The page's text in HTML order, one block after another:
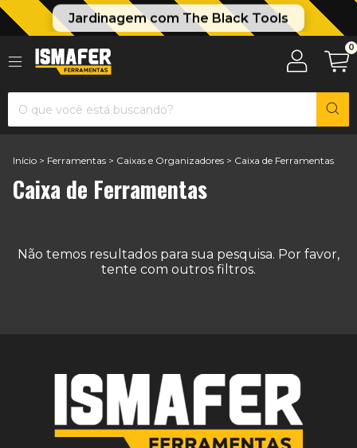
Jardinagem com The Black Tools
0
Início > Ferramentas > Caixas e Organizadores > Caixa de Ferramentas
Caixa de Ferramentas
Não temos resultados para sua pesquisa. Por favor,
tente com outros filtros.